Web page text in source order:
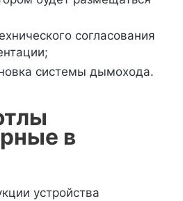
согласования
системы дымохода.
в
устройства